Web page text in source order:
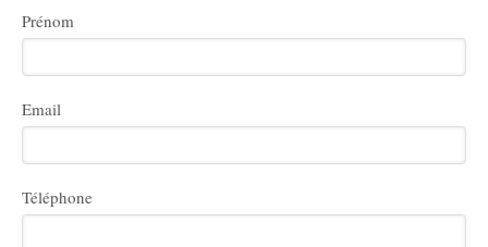
Prénom
Email
Téléphone